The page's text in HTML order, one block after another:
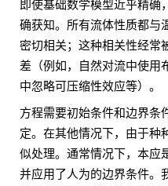
即使基础数学模型近乎精确
确获知。所有流体性质都与
密切相关；这种相关性经常
差（例如，自然对流中使用
中忽略可压缩性效应等）。
方程需要初始条件和边界条
定。在其他情况下，由于种
似处理。通常情况下，本应
并应用了人为的边界条件。